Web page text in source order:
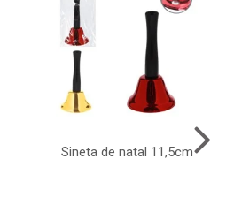
Sineta de natal 11,5cm